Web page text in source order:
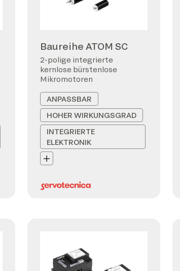
Baureihe ATOM SC
2-polige integrierte
kernlose bürstenlose
Mikromotoren
ANPASSBAR
HOHER WIRKUNGSGRAD
INTEGRIERTE
ELEKTRONIK